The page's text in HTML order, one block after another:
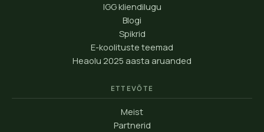
IGG kliendilugu
Blogi
Spikrid
E-koolituste teemad
Heaolu 2025 aasta aruanded
ETTEVÕTE
Meist
Partnerid